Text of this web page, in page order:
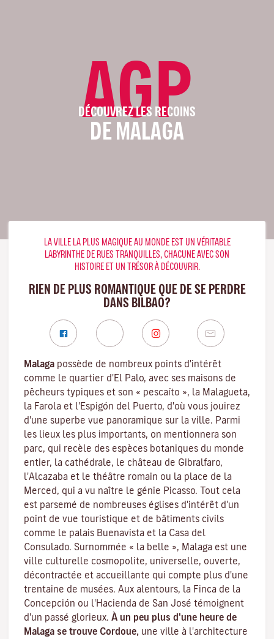
AGP
DÉCOUVREZ LES RECOINS
DE MALAGA
LA VILLE LA PLUS MAGIQUE AU MONDE EST UN VÉRITABLE
LABYRINTHE DE RUES TRANQUILLES, CHACUNE AVEC SON
HISTOIRE ET UN TRÉSOR À DÉCOUVRIR.
RIEN DE PLUS ROMANTIQUE QUE DE SE PERDRE
DANS BILBAO?
Malaga possède de nombreux points d'intérêt
comme le quartier d'El Palo, avec ses maisons de
pêcheurs typiques et son « pescaíto », la Malagueta,
la Farola et l'Espigón del Puerto, d'où vous jouirez
d'une superbe vue panoramique sur la ville. Parmi
les lieux les plus importants, on mentionnera son
parc, qui recèle des espèces botaniques du monde
entier, la cathédrale, le château de Gibralfaro,
l'Alcazaba et le théâtre romain ou la place de la
Merced, qui a vu naître le génie Picasso. Tout cela
est parsemé de nombreuses églises d'intérêt d'un
point de vue touristique et de bâtiments civils
comme le palais Buenavista et la Casa del
Consulado. Surnommée « la belle », Malaga est une
ville culturelle cosmopolite, universelle, ouverte,
décontractée et accueillante qui compte plus d'une
trentaine de musées. Aux alentours, la Finca de la
Concepción ou l'Hacienda de San José témoignent
d'un passé glorieux. À un peu plus d'une heure de
Malaga se trouve Cordoue, une ville à l'architecture